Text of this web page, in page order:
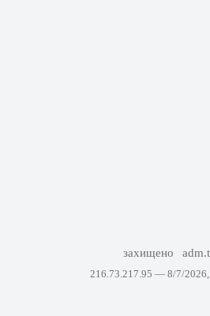
захищено
216.73.217.95 — 8/7/